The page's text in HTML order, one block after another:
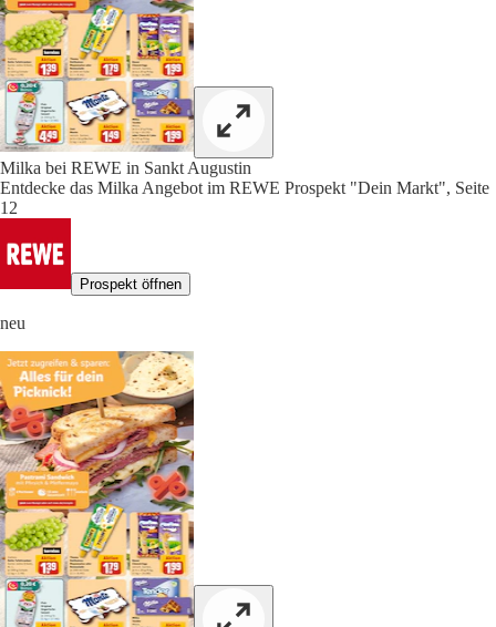
Milka bei REWE in Sankt Augustin
Entdecke das Milka Angebot im REWE Prospekt "Dein Markt", Seite
12
Prospekt öffnen
neu